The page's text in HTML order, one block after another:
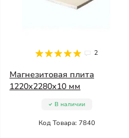
2
Магнезитовая плита
1220x2280x10 мм
В наличии
Код Товара: 7840